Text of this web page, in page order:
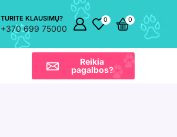
TURITE KLAUSIMŲ?
+370 699 75000
0 0
Reikia
pagalbos?